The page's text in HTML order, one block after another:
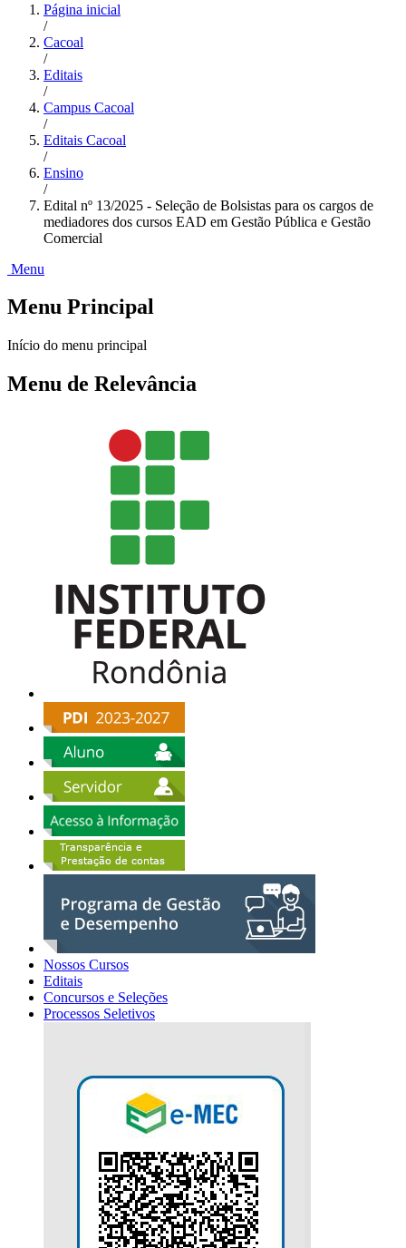
Página inicial
/
Cacoal
/
Editais
/
Campus Cacoal
/
Editais Cacoal
/
Ensino
/
Edital nº 13/2025 - Seleção de Bolsistas para os cargos de
mediadores dos cursos EAD em Gestão Pública e Gestão
Comercial
Menu
Menu Principal
Início do menu principal
Menu de Relevância
Nossos Cursos
Editais
Concursos e Seleções
Processos Seletivos